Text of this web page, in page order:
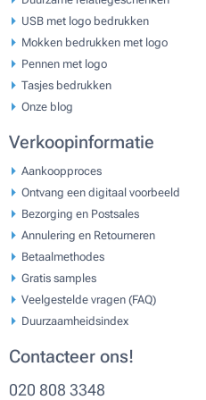
USB met logo bedrukken
Mokken bedrukken met logo
Pennen met logo
Tasjes bedrukken
Onze blog
Verkoopinformatie
Aankoopproces
Ontvang een digitaal voorbeeld
Bezorging en Postsales
Annulering en Retourneren
Betaalmethodes
Gratis samples
Veelgestelde vragen (FAQ)
Duurzaamheidsindex
Contacteer ons!
020 808 3348